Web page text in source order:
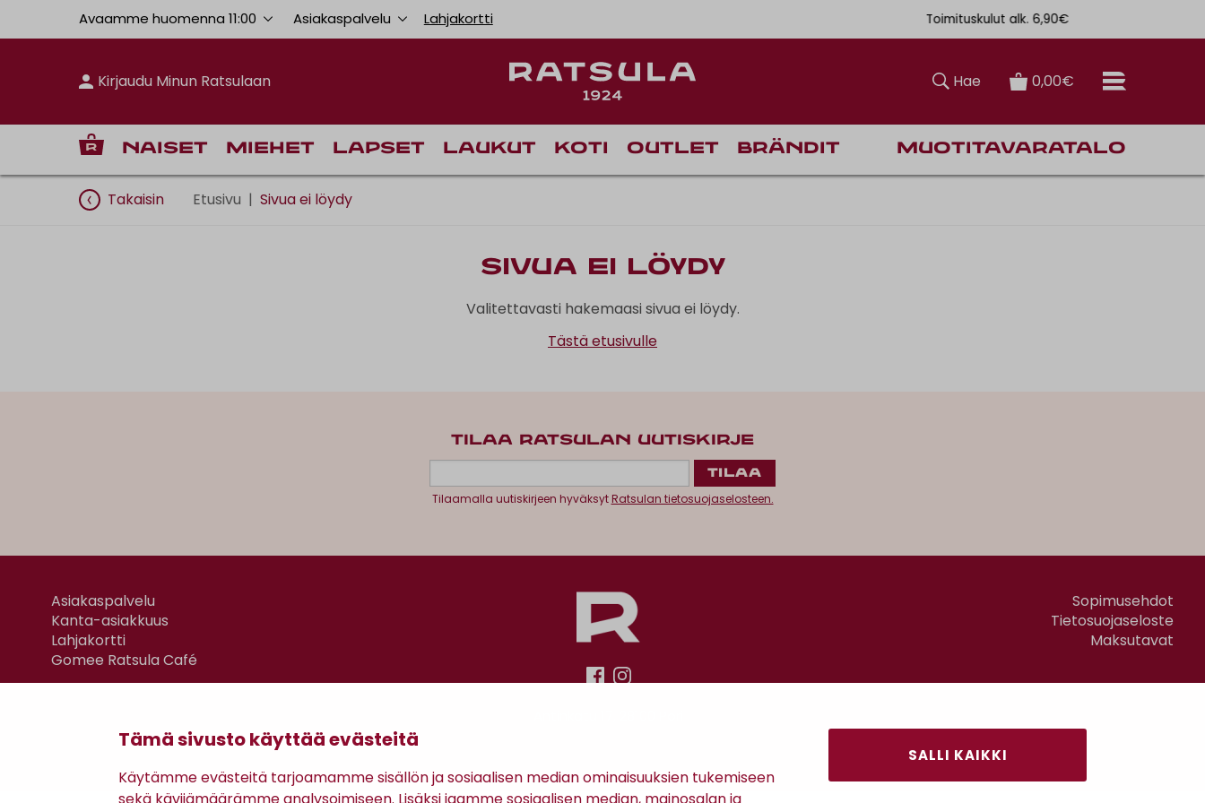
Tämä sivusto käyttää evästeitä
Käytämme evästeitä tarjoamamme sisällön ja sosiaalisen median ominaisuuksien tukemiseen
SALLI KAIKKI
Avaamme huomenna 11:00 Asiakaspalvelu Lahjakortti Toimituskulut alk. 6,90€
Kirjaudu Minun Ratsulaan Hae 0,00€
Naiset Miehet Lapset Laukut Koti Outlet Brändit Muotitavaratalo
Takaisin Etusivu | Sivua ei löydy
Sivua ei löydy
Valitettavasti hakemaasi sivua ei löydy.
Tästä etusivulle
TILAA RATSULAN UUTISKIRJE
Tilaamalla uutiskirjeen hyväksytRatsulan tietosuojaselosteen.
Asiakaspalvelu
Kanta-asiakkuus
Lahjakortti
Gomee Ratsula Café
Sopimusehdot
Tietosuojaseloste
Maksutavat